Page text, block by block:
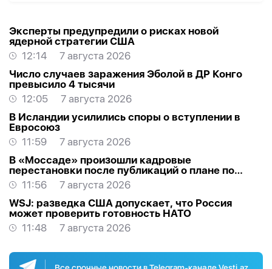
Эксперты предупредили о рисках новой
ядерной стратегии США
12:14
7 августа 2026
Число случаев заражения Эболой в ДР Конго
превысило 4 тысячи
12:05
7 августа 2026
В Исландии усилились споры о вступлении в
Евросоюз
11:59
7 августа 2026
В «Моссаде» произошли кадровые
перестановки после публикаций о плане по
Ирану
11:56
7 августа 2026
WSJ: разведка США допускает, что Россия
может проверить готовность НАТО
11:48
7 августа 2026